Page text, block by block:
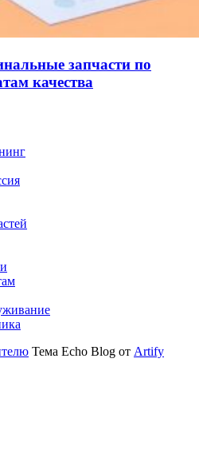
запчасти по
качества
Тема Echo Blog от Artify